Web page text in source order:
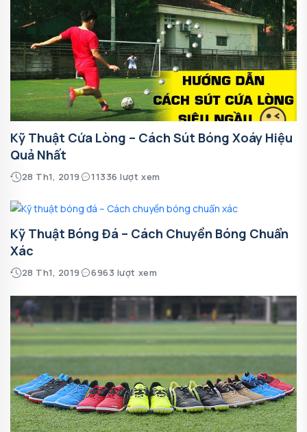
Kỹ Thuật Cứa Lòng – Cách Sút Bóng Xoáy Hiệu
Quả Nhất
28 Th1, 2019 11336 lượt xem
Kỹ Thuật Bóng Đá – Cách Chuyền Bóng Chuẩn
Xác
28 Th1, 2019 6963 lượt xem